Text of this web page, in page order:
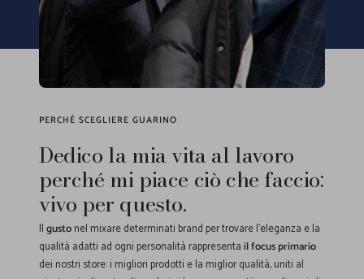
PERCHÉ SCEGLIERE GUARINO
Dedico la mia vita al lavoro
perché mi piace ciò che faccio:
vivo per questo.
Ilgustonel mixare determinati brand per trovare l'eleganza e la
qualità adatti ad ogni personalità rappresentail focus primario
dei nostri store: i migliori prodotti e la miglior qualità, uniti al